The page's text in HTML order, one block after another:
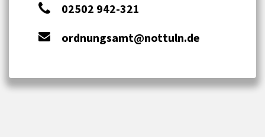
02502 942-321
ordnungsamt@nottuln.de